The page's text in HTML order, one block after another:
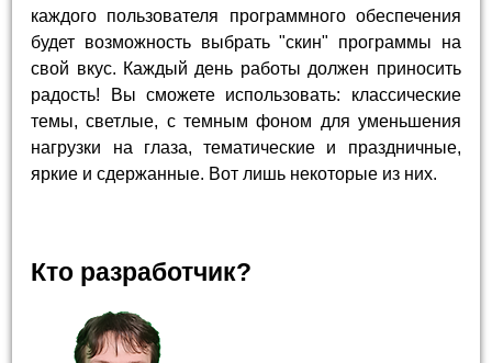
каждого пользователя программного обеспечения
будет возможность выбрать "скин" программы на
свой вкус. Каждый день работы должен приносить
радость! Вы сможете использовать: классические
темы, светлые, с темным фоном для уменьшения
нагрузки на глаза, тематические и праздничные,
яркие и сдержанные. Вот лишь некоторые из них.
Кто разработчик?